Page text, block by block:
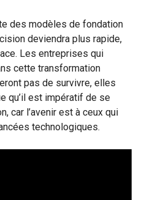
des modèles de fondation
deviendra plus rapide,
Les entreprises qui
cette transformation
pas de survivre, elles
qu’il est impératif de se
car l’avenir est à ceux qui
technologiques.